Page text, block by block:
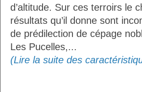
d’altitude. Sur ces terroirs le
résultats qu’il donne sont
de prédilection de cépage
Les Pucelles,...
(Lire la suite des